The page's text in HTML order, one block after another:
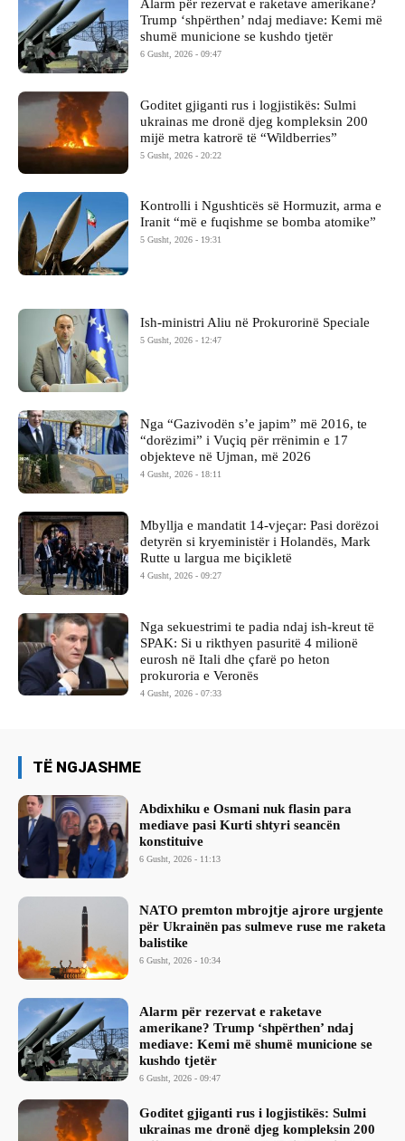
Alarm për rezervat e raketave amerikane?
Trump ‘shpërthen’ ndaj mediave: Kemi më
shumë municione se kushdo tjetër
6 Gusht, 2026 - 09:47
Goditet gjiganti rus i logjistikës: Sulmi
ukrainas me dronë djeg kompleksin 200
mijë metra katrorë të “Wildberries”
5 Gusht, 2026 - 20:22
Kontrolli i Ngushticës së Hormuzit, arma e
Iranit “më e fuqishme se bomba atomike”
5 Gusht, 2026 - 19:31
Ish-ministri ​Aliu në Prokurorinë Speciale
5 Gusht, 2026 - 12:47
Nga “Gazivodën s’e japim” më 2016, te
“dorëzimi” i Vuçiq për rrënimin e 17
objekteve në Ujman, më 2026
4 Gusht, 2026 - 18:11
Mbyllja e mandatit 14-vjeçar: Pasi dorëzoi
detyrën si kryeministër i Holandës, Mark
Rutte u largua me biçikletë
4 Gusht, 2026 - 09:27
Nga sekuestrimi te padia ndaj ish-kreut të
SPAK: Si u rikthyen pasuritë 4 milionë
eurosh në Itali dhe çfarë po heton
prokuroria e Veronës
4 Gusht, 2026 - 07:33
TË NGJASHME
Abdixhiku e Osmani nuk flasin para
mediave pasi Kurti shtyri seancën
konstituive
6 Gusht, 2026 - 11:13
NATO premton mbrojtje ajrore urgjente
për Ukrainën pas sulmeve ruse me raketa
balistike
6 Gusht, 2026 - 10:34
Alarm për rezervat e raketave
amerikane? Trump ‘shpërthen’ ndaj
mediave: Kemi më shumë municione se
kushdo tjetër
6 Gusht, 2026 - 09:47
Goditet gjiganti rus i logjistikës: Sulmi
ukrainas me dronë djeg kompleksin 200